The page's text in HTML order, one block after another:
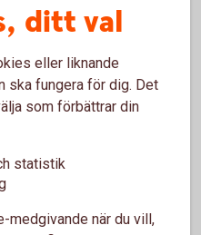
på ett
ditt val
eller liknande
ska fungera för dig. Det
som förbättrar din
statistik
medgivande när du vill,